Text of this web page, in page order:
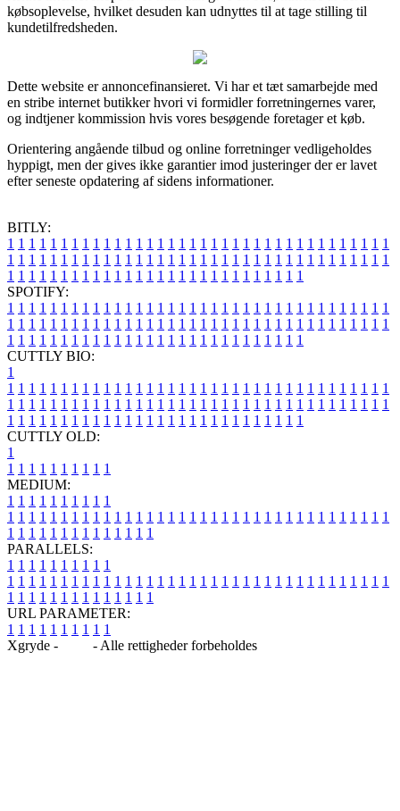
købsoplevelse, hvilket desuden kan udnyttes til at tage stilling til
kundetilfredsheden.
Dette website er annoncefinansieret. Vi har et tæt samarbejde med
en stribe internet butikker hvori vi formidler forretningernes varer,
og indtjener kommission hvis vores besøgende foretager et køb.
Orientering angående tilbud og online forretninger vedligeholdes
hyppigt, men der gives ikke garantier imod justeringer der er lavet
efter seneste opdatering af sidens informationer.
BITLY:
1 1 1 1 1 1 1 1 1 1 1 1 1 1 1 1 1 1 1 1 1 1 1 1 1 1 1 1 1 1 1 1 1 1 1 1
1 1 1 1 1 1 1 1 1 1 1 1 1 1 1 1 1 1 1 1 1 1 1 1 1 1 1 1 1 1 1 1 1 1 1 1
1 1 1 1 1 1 1 1 1 1 1 1 1 1 1 1 1 1 1 1 1 1 1 1 1 1 1 1
SPOTIFY:
1 1 1 1 1 1 1 1 1 1 1 1 1 1 1 1 1 1 1 1 1 1 1 1 1 1 1 1 1 1 1 1 1 1 1 1
1 1 1 1 1 1 1 1 1 1 1 1 1 1 1 1 1 1 1 1 1 1 1 1 1 1 1 1 1 1 1 1 1 1 1 1
1 1 1 1 1 1 1 1 1 1 1 1 1 1 1 1 1 1 1 1 1 1 1 1 1 1 1 1
CUTTLY BIO:
1
1 1 1 1 1 1 1 1 1 1 1 1 1 1 1 1 1 1 1 1 1 1 1 1 1 1 1 1 1 1 1 1 1 1 1 1
1 1 1 1 1 1 1 1 1 1 1 1 1 1 1 1 1 1 1 1 1 1 1 1 1 1 1 1 1 1 1 1 1 1 1 1
1 1 1 1 1 1 1 1 1 1 1 1 1 1 1 1 1 1 1 1 1 1 1 1 1 1 1 1
CUTTLY OLD:
1
1 1 1 1 1 1 1 1 1 1
MEDIUM:
1 1 1 1 1 1 1 1 1 1
1 1 1 1 1 1 1 1 1 1 1 1 1 1 1 1 1 1 1 1 1 1 1 1 1 1 1 1 1 1 1 1 1 1 1 1
1 1 1 1 1 1 1 1 1 1 1 1 1 1
PARALLELS:
1 1 1 1 1 1 1 1 1 1
1 1 1 1 1 1 1 1 1 1 1 1 1 1 1 1 1 1 1 1 1 1 1 1 1 1 1 1 1 1 1 1 1 1 1 1
1 1 1 1 1 1 1 1 1 1 1 1 1 1
URL PARAMETER:
1 1 1 1 1 1 1 1 1 1
Xgryde -
- Alle rettigheder forbeholdes